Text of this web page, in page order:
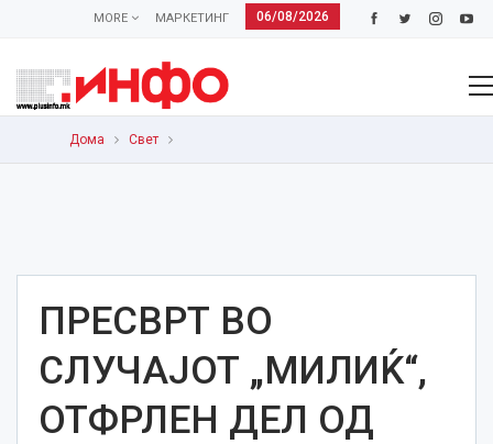
06/08/2026
МАРКЕТИНГ
MORE
Дома Свет
ПРЕСВРТ ВО
СЛУЧАЈОТ „МИЛИЌ“,
ОТФРЛЕН ДЕЛ ОД